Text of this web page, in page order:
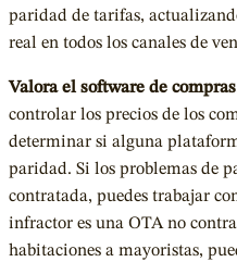
paridad de tarifas,
real en todos los canales de
Valora el software de
controlar los precios de los
determinar si alguna
paridad. Si los problemas de
contratada, puedes trabajar
infractor es una OTA no
habitaciones a mayoristas,